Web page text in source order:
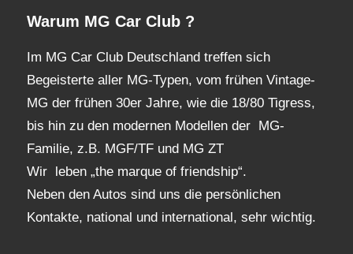
Warum MG Car Club ?
Im MG Car Club Deutschland treffen sich
Begeisterte aller MG-Typen, vom frühen Vintage-
MG der frühen 30er Jahre, wie die 18/80 Tigress,
bis hin zu den modernen Modellen der MG-
Familie, z.B. MGF/TF und MG ZT
Wir leben „the marque of friendship“.
Neben den Autos sind uns die persönlichen
Kontakte, national und international, sehr wichtig.